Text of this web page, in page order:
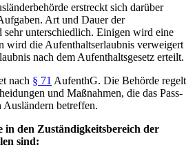
erstreckt sich darüber
Art und Dauer der
sehr unterschiedlich. Einigen wird eine
wird die Aufenthaltserlaubnis verweigert
nach dem Aufenthaltsgesetz erteilt.
nach § 71 AufenthG. Die Behörde regelt
und Maßnahmen, die das Pass-
betreffen.
in den Zuständigkeitsbereich der
sind: